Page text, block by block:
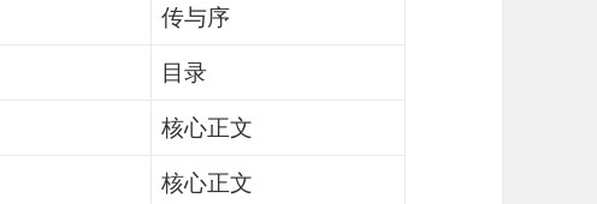
传与序
目录
核心正文
核心正文